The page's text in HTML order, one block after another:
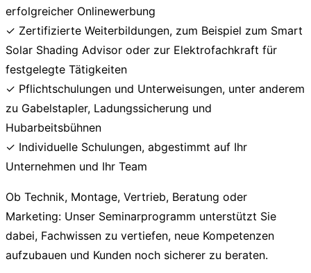
erfolgreicher Onlinewerbung
✓ Zertifizierte Weiterbildungen, zum Beispiel zum Smart
Solar Shading Advisor oder zur Elektrofachkraft für
festgelegte Tätigkeiten
✓ Pflichtschulungen und Unterweisungen, unter anderem
zu Gabelstapler, Ladungssicherung und
Hubarbeitsbühnen
✓ Individuelle Schulungen, abgestimmt auf Ihr
Unternehmen und Ihr Team
Ob Technik, Montage, Vertrieb, Beratung oder
Marketing: Unser Seminarprogramm unterstützt Sie
dabei, Fachwissen zu vertiefen, neue Kompetenzen
aufzubauen und Kunden noch sicherer zu beraten.